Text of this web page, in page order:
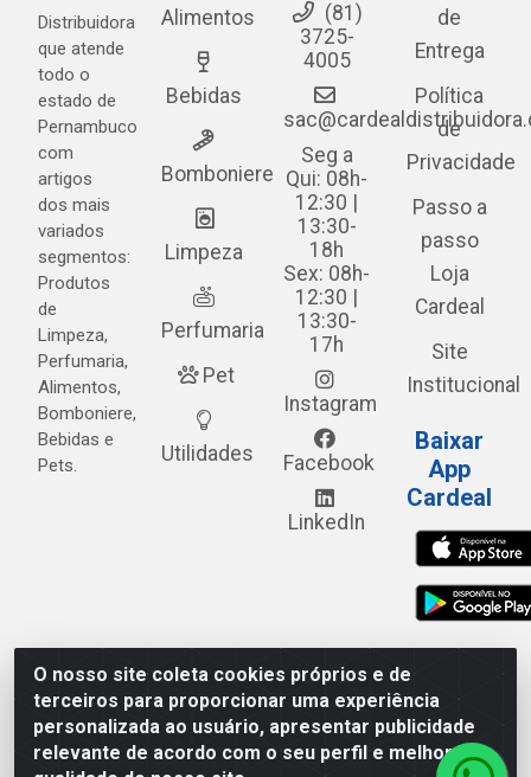
O nosso site coleta cookies próprios e de
terceiros para proporcionar uma experiência
personalizada ao usuário, apresentar publicidade
relevante de acordo com o seu perfil e melhorar a
Distribuidora
que atende
todo o
estado de
Pernambuco
com
artigos
dos mais
variados
segmentos:
Produtos
de
Limpeza,
Perfumaria,
Alimentos,
Bomboniere,
Bebidas e
Pets.
Alimentos
Bebidas
Bomboniere
Limpeza
Perfumaria
Pet
Utilidades
(81)
3725-
4005
Seg a
Qui: 08h-
12:30 |
13:30-
18h
Sex: 08h-
12:30 |
13:30-
17h
Instagram
Facebook
LinkedIn
de
Entrega
Política
de
Privacidade
Passo a
passo
Loja
Cardeal
Site
Institucional
Baixar
App
Cardeal
Cardeal Distribuidora - Estrada Alto do Moura, 582 - Alto
do Moura - Caruaru/PE - CEP 55.040-120 - CNPJ
05.253.499/0001-62